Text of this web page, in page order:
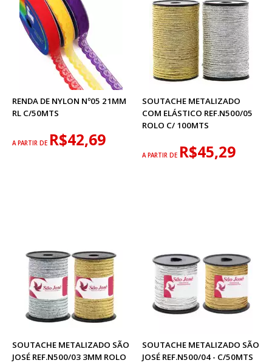
RENDA DE NYLON Nº05 21MM
RL C/50MTS
A PARTIR DE R$42,69
SOUTACHE METALIZADO
COM ELÁSTICO REF.N500/05
ROLO C/ 100MTS
A PARTIR DE R$45,29
SOUTACHE METALIZADO SÃO
JOSÉ REF.N500/03 3MM ROLO
SOUTACHE METALIZADO SÃO
JOSÉ REF.N500/04 - C/50MTS